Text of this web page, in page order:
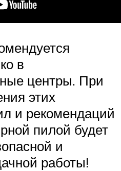
в
центры. При
этих
и рекомендаций
пилой будет
и
работы!